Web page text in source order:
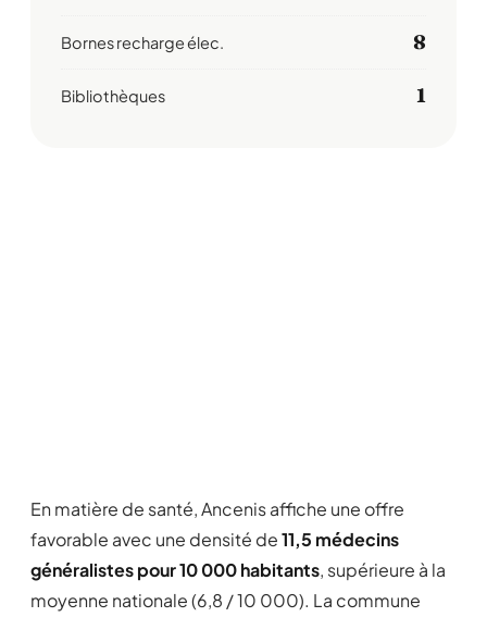
Bornes recharge élec. 8
Bibliothèques 1
En matière de santé, Ancenis affiche une offre
favorable avec une densité de11,5 médecins
généralistes pour 10 000 habitants, supérieure à la
moyenne nationale (6,8 / 10 000). La commune